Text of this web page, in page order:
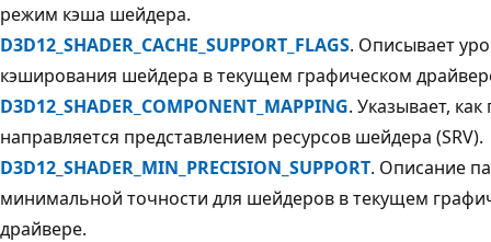
режим кэша шейдера.
D3D12_SHADER_CACHE_SUPPORT_FLAGS. Описывает
кэширования шейдера в текущем графическом
D3D12_SHADER_COMPONENT_MAPPING. Указывает,
направляется представлением ресурсов шейдера (SRV).
D3D12_SHADER_MIN_PRECISION_SUPPORT. Описание
минимальной точности для шейдеров в текущем
драйвере.